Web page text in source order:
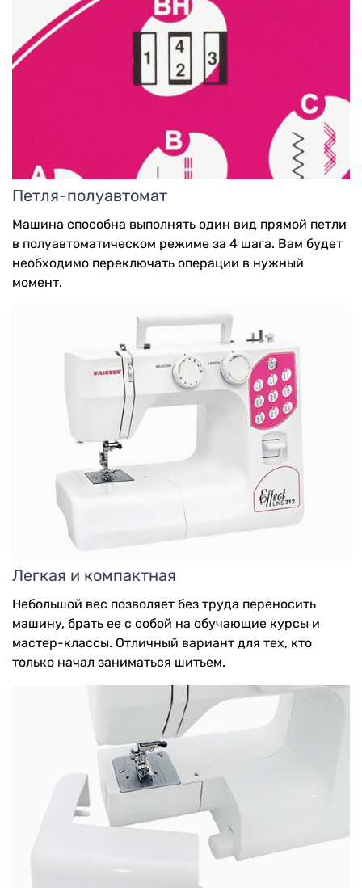
Петля-полуавтомат
Машина способна выполнять один вид прямой петли
в полуавтоматическом режиме за 4 шага. Вам будет
необходимо переключать операции в нужный
момент.
Легкая и компактная
Небольшой вес позволяет без труда переносить
машину, брать ее с собой на обучающие курсы и
мастер-классы. Отличный вариант для тех, кто
только начал заниматься шитьем.